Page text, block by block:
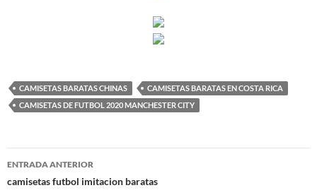
CAMISETAS BARATAS CHINAS
CAMISETAS BARATAS EN COSTA RICA
CAMISETAS DE FUTBOL 2020 MANCHESTER CITY
Navegación
de
ENTRADA ANTERIOR
camisetas futbol imitacion baratas